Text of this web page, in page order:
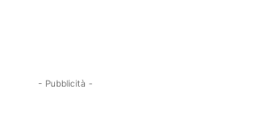
- Pubblicità -